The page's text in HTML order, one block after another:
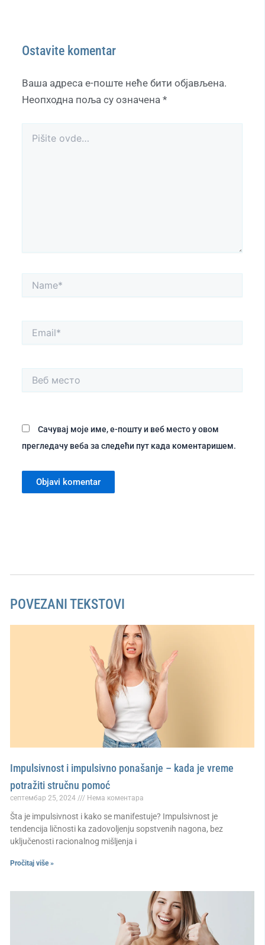
Ostavite komentar
Ваша адреса е-поште неће бити објављена.
Неопходна поља су означена *
Name*
Email*
Веб
место
Сачувај моје име, е-пошту и веб место у овом
прегледачу веба за следећи пут када коментаришем.
POVEZANI TEKSTOVI
Impulsivnost i impulsivno ponašanje – kada je vreme
potražiti stručnu pomoć
септембар 25, 2024 Нема коментара
Šta je impulsivnost i kako se manifestuje? Impulsivnost je
tendencija ličnosti ka zadovoljenju sopstvenih nagona, bez
uključenosti racionalnog mišljenja i
Pročitaj više »